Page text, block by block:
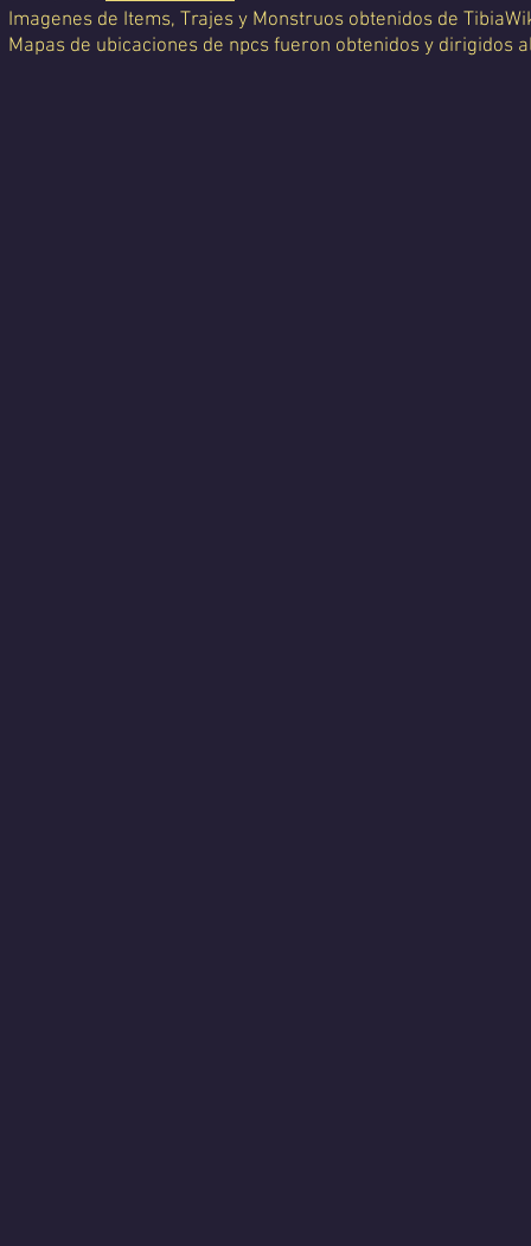
Imagenes de Items, Trajes y Monstruos obtenidos de
Mapas de ubicaciones de npcs fueron obtenidos y dirigidos